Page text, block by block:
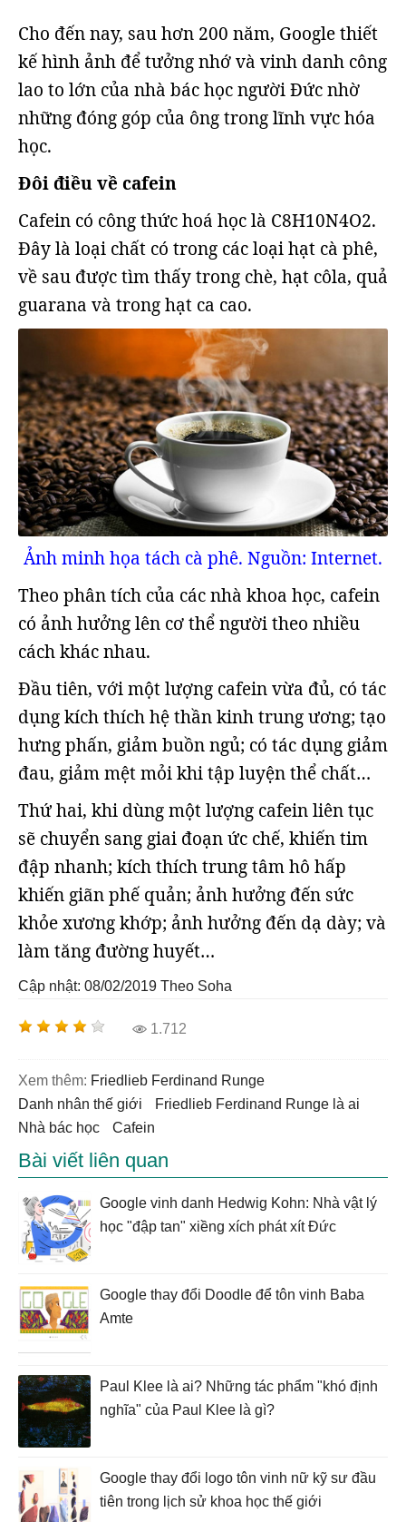
Cho đến nay, sau hơn 200 năm, Google thiết
kế hình ảnh để tưởng nhớ và vinh danh công
lao to lớn của nhà bác học người Đức nhờ
những đóng góp của ông trong lĩnh vực hóa
học.
Đôi điều về cafein
Cafein có công thức hoá học là C8H10N4O2.
Đây là loại chất có trong các loại hạt cà phê,
về sau được tìm thấy trong chè, hạt côla, quả
guarana và trong hạt ca cao.
Ảnh minh họa tách cà phê. Nguồn: Internet.
Theo phân tích của các nhà khoa học, cafein
có ảnh hưởng lên cơ thể người theo nhiều
cách khác nhau.
Đầu tiên, với một lượng cafein vừa đủ, có tác
dụng kích thích hệ thần kinh trung ương; tạo
hưng phấn, giảm buồn ngủ; có tác dụng giảm
đau, giảm mệt mỏi khi tập luyện thể chất…
Thứ hai, khi dùng một lượng cafein liên tục
sẽ chuyển sang giai đoạn ức chế, khiến tim
đập nhanh; kích thích trung tâm hô hấp
khiến giãn phế quản; ảnh hưởng đến sức
khỏe xương khớp; ảnh hưởng đến dạ dày; và
làm tăng đường huyết…
Cập nhật: 08/02/2019 Theo Soha
1.712
Xem thêm:
Friedlieb Ferdinand Runge
danh nhân thế giới
Friedlieb Ferdinand Runge là ai
Nhà bác học
cafein
Bài viết liên quan
Google vinh danh Hedwig Kohn: Nhà vật lý
học "đập tan" xiềng xích phát xít Đức
Google thay đổi Doodle để tôn vinh Baba
Amte
Paul Klee là ai? Những tác phẩm "khó định
nghĩa" của Paul Klee là gì?
Google thay đổi logo tôn vinh nữ kỹ sư đầu
tiên trong lịch sử khoa học thế giới